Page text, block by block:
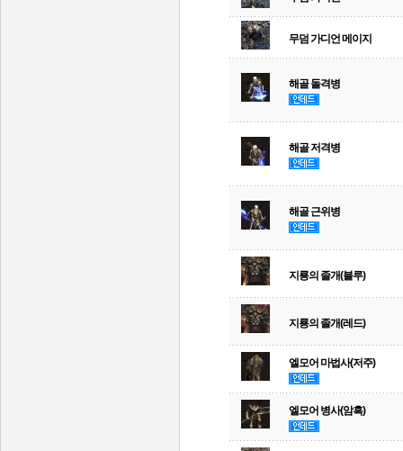
무덤 가디언 메이지
해골 돌격병
해골 저격병
해골 근위병
지룡의 졸개(블루)
지룡의 졸개(레드)
엘모어 마법사(저주)
엘모어 병사(암흑)